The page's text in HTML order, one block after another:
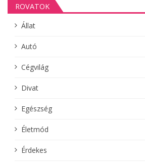
ROVATOK
Állat
Autó
Cégvilág
Divat
Egészség
Életmód
Érdekes